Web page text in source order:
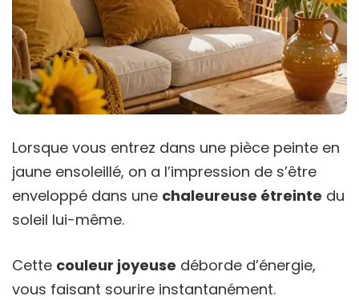
Lorsque vous entrez dans une pièce peinte en
jaune ensoleillé, on a l’impression de s’être
enveloppé dans une chaleureuse étreinte du
soleil lui-même.
Cette couleur joyeuse déborde d’énergie,
vous faisant sourire instantanément.